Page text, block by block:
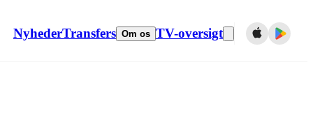
NyhederTransfers Om os TV-oversigt